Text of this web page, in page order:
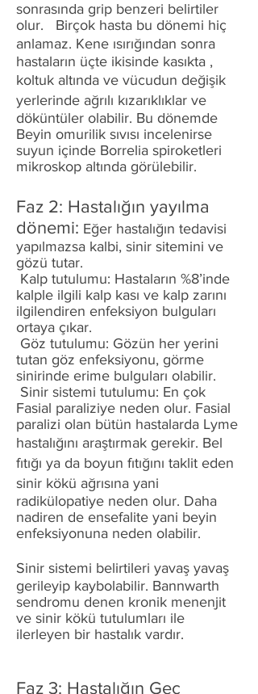
sonrasında grip benzeri belirtiler
olur. Birçok hasta bu dönemi hiç
anlamaz. Kene ısırığından sonra
hastaların üçte ikisinde kasıkta ,
koltuk altında ve vücudun değişik
yerlerinde ağrılı kızarıklıklar ve
döküntüler olabilir. Bu dönemde
Beyin omurilik sıvısı incelenirse
suyun içinde Borrelia spiroketleri
mikroskop altında görülebilir.
Faz 2: Hastalığın yayılma
dönemi: Eğer hastalığın tedavisi
yapılmazsa kalbi, sinir sitemini ve
gözü tutar.
Kalp tutulumu: Hastaların %8’inde
kalple ilgili kalp kası ve kalp zarını
ilgilendiren enfeksiyon bulguları
ortaya çıkar.
Göz tutulumu: Gözün her yerini
tutan göz enfeksiyonu, görme
sinirinde erime bulguları olabilir.
Sinir sistemi tutulumu: En çok
Fasial paraliziye neden olur. Fasial
paralizi olan bütün hastalarda Lyme
hastalığını araştırmak gerekir. Bel
fıtığı ya da boyun fıtığını taklit eden
sinir kökü ağrısına yani
radikülopatiye neden olur. Daha
nadiren de ensefalite yani beyin
enfeksiyonuna neden olabilir.
Sinir sistemi belirtileri yavaş yavaş
gerileyip kaybolabilir. Bannwarth
sendromu denen kronik menenjit
ve sinir kökü tutulumları ile
ilerleyen bir hastalık vardır.
Faz 3: Hastalığın Geç